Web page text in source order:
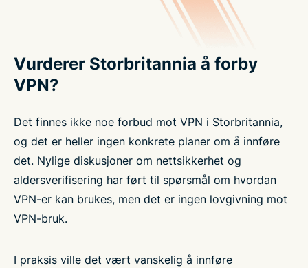
Vurderer Storbritannia å forby
VPN?
Det finnes ikke noe forbud mot VPN i Storbritannia,
og det er heller ingen konkrete planer om å innføre
det. Nylige diskusjoner om nettsikkerhet og
aldersverifisering har ført til spørsmål om hvordan
VPN-er kan brukes, men det er ingen lovgivning mot
VPN-bruk.
I praksis ville det vært vanskelig å innføre